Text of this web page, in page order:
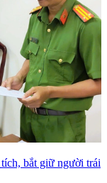
bắt giữ người trái